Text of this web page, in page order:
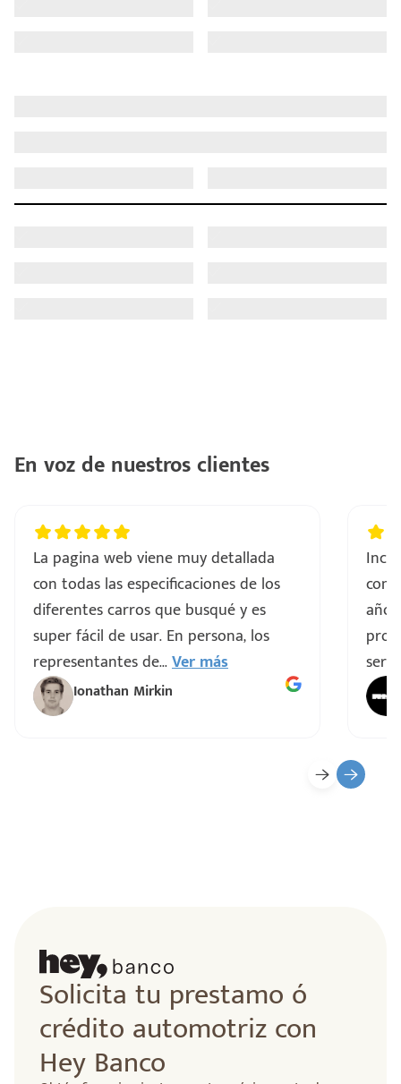
En voz de nuestros clientes
La pagina web viene muy detallada
con todas las especificaciones de los
diferentes carros que busqué y es
super fácil de usar. En persona, los
representantes de...Ver más
Ionathan Mirkin
Solicita tu prestamo ó
crédito automotriz con
Hey Banco